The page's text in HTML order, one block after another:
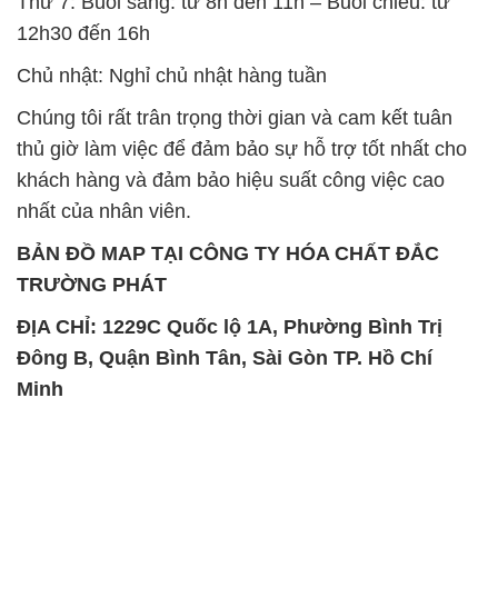
thủ giờ làm việc để đảm bảo sự hỗ trợ tốt nhất cho
khách hàng và đảm bảo hiệu suất công việc cao
nhất của nhân viên.
BẢN ĐỒ MAP TẠI CÔNG TY HÓA CHẤT ĐẮC
TRƯỜNG PHÁT
ĐỊA CHỈ: 1229C Quốc lộ 1A, Phường Bình Trị
Đông B, Quận Bình Tân, Sài Gòn TP. Hồ Chí
Minh